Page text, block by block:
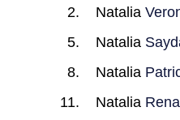
Natalia
Natalia
Natalia
Natalia Rena